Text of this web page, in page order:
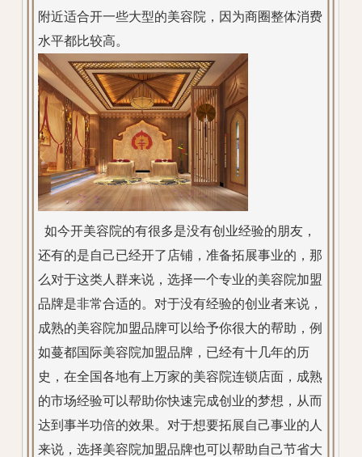
附近适合开一些大型的美容院，因为商圈整体消费
水平都比较高。
如今开美容院的有很多是没有创业经验的朋友，
还有的是自己已经开了店铺，准备拓展事业的，那
么对于这类人群来说，选择一个专业的美容院加盟
品牌是非常合适的。对于没有经验的创业者来说，
成熟的美容院加盟品牌可以给予你很大的帮助，例
如蔓都国际美容院加盟品牌，已经有十几年的历
史，在全国各地有上万家的美容院连锁店面，成熟
的市场经验可以帮助你快速完成创业的梦想，从而
达到事半功倍的效果。对于想要拓展自己事业的人
来说，选择美容院加盟品牌也可以帮助自己节省大